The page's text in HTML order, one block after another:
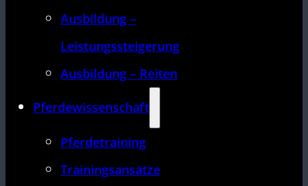
Ausbildung –
Leistungssteigerung
Ausbildung – Reiten
Pferdewissenschaft
Pferdetraining
Trainingsansätze